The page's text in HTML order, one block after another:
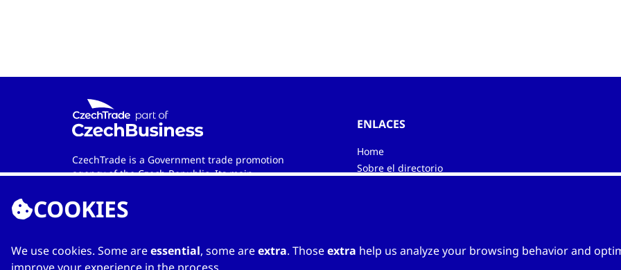
CzechTrade is a Government trade promotion
agency of the Czech Republic. Its main
cooperation between Czech and foreign
entities. Wherever in the world you are, the
looking for qualified Czech-based
manufacturers and services providers.
ENLACES
Home
Sobre el directorio
COOKIES
We use cookies. Some areessential, some areextra. Thoseextra help us analyze your browsing behavior and